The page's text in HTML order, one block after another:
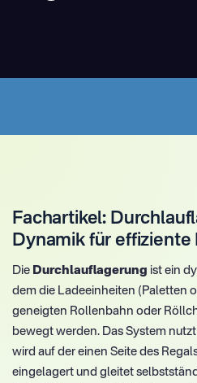
Fachartikel:
Dynamik für effiziente
Die Durchlauflagerung ist ein
dem die Ladeeinheiten (Paletten
geneigten Rollenbahn oder
bewegt werden. Das System
wird auf der einen Seite des
eingelagert und gleitet